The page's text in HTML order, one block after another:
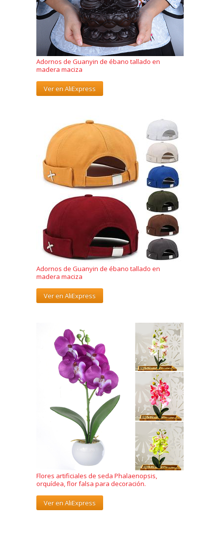
Adornos de Guanyin de ébano tallado en
madera maciza
Ver en AliExpress
Adornos de Guanyin de ébano tallado en
madera maciza
Ver en AliExpress
Flores artificiales de seda Phalaenopsis,
orquídea, flor falsa para decoración.
Ver en AliExpress